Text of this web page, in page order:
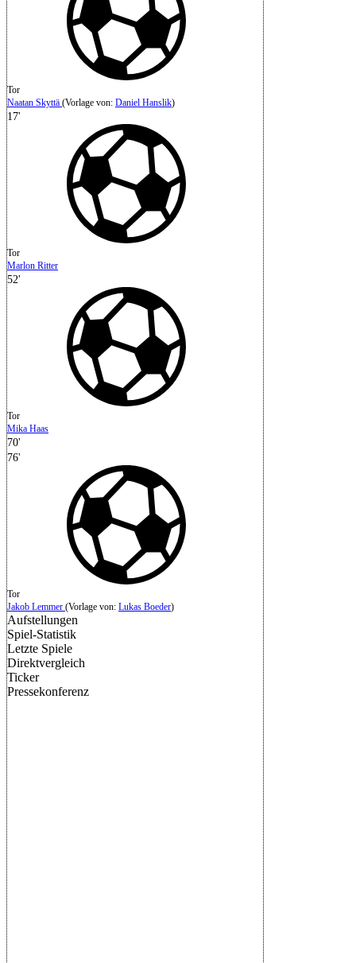
Tor
Naatan Skyttä (Vorlage von: Daniel Hanslik)
17'
Tor
Marlon Ritter
52'
Tor
Mika Haas
70'
76'
Tor
Jakob Lemmer (Vorlage von: Lukas Boeder)
Aufstellungen
Spiel-Statistik
Letzte Spiele
Direktvergleich
Ticker
Pressekonferenz